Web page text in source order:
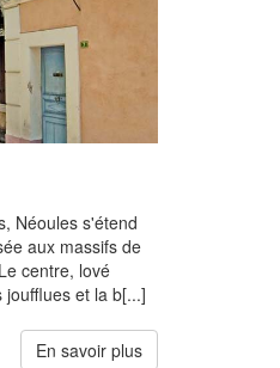
Néoules s'étend
aux massifs de
centre, lové
et la b[...]
En savoir plus